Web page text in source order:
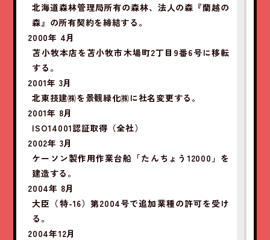
北海道森林管理局所有の森林、法人の森『蘭越の
森』の所有契約を締結する。
2000年 4月
苫小牧本店を苫小牧市木場町2丁目9番6号に移転
する。
2001年 3月
北東技建㈱を景観緑化㈱に社名変更する。
2001年 8月
ISO14001認証取得（全社）
2002年 3月
ケーソン製作用作業台船「たんちょう12000」を
建造する。
2004年 8月
大臣（特-16）第2004号で追加業種の許可を受け
る。
2004年12月